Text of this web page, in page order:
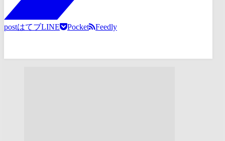
postはてブLINE Pocket Feedly